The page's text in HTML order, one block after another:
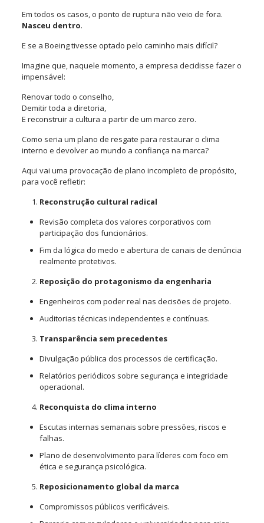
Em todos os casos, o ponto de ruptura não veio de fora.
Nasceu dentro.
E se a Boeing tivesse optado pelo caminho mais difícil?
Imagine que, naquele momento, a empresa decidisse fazer o
impensável:
Renovar todo o conselho,
Demitir toda a diretoria,
E reconstruir a cultura a partir de um marco zero.
Como seria um plano de resgate para restaurar o clima
interno e devolver ao mundo a confiança na marca?
Aqui vai uma provocação de plano incompleto de propósito,
para você refletir:
Reconstrução cultural radical
Revisão completa dos valores corporativos com
participação dos funcionários.
Fim da lógica do medo e abertura de canais de denúncia
realmente protetivos.
Reposição do protagonismo da engenharia
Engenheiros com poder real nas decisões de projeto.
Auditorias técnicas independentes e contínuas.
Transparência sem precedentes
Divulgação pública dos processos de certificação.
Relatórios periódicos sobre segurança e integridade
operacional.
Reconquista do clima interno
Escutas internas semanais sobre pressões, riscos e
falhas.
Plano de desenvolvimento para líderes com foco em
ética e segurança psicológica.
Reposicionamento global da marca
Compromissos públicos verificáveis.